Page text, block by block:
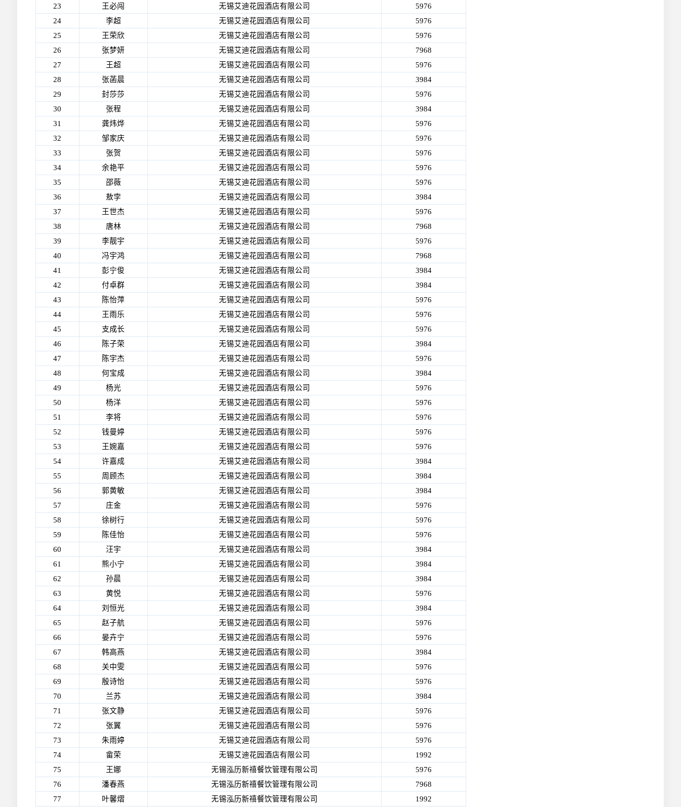
23
王必闯 无锡艾迪花园酒店有限公司
5976
24
李超 无锡艾迪花园酒店有限公司
5976
25
王荣欣 无锡艾迪花园酒店有限公司
5976
26
张梦妍 无锡艾迪花园酒店有限公司
7968
27
王超 无锡艾迪花园酒店有限公司
5976
28
张菡晨 无锡艾迪花园酒店有限公司
3984
29
封莎莎 无锡艾迪花园酒店有限公司
5976
30
张程 无锡艾迪花园酒店有限公司
3984
31
龚炜烨 无锡艾迪花园酒店有限公司
5976
32
邹家庆 无锡艾迪花园酒店有限公司
5976
33
张贺 无锡艾迪花园酒店有限公司
5976
34
余艳平 无锡艾迪花园酒店有限公司
5976
35
邵薇 无锡艾迪花园酒店有限公司
5976
36
敖孛 无锡艾迪花园酒店有限公司
3984
37
王世杰 无锡艾迪花园酒店有限公司
5976
38
唐林 无锡艾迪花园酒店有限公司
7968
39
李靓宇 无锡艾迪花园酒店有限公司
5976
40
冯宇鸿 无锡艾迪花园酒店有限公司
7968
41
彭宁俊 无锡艾迪花园酒店有限公司
3984
42
付卓群 无锡艾迪花园酒店有限公司
3984
43
陈怡萍 无锡艾迪花园酒店有限公司
5976
44
王雨乐 无锡艾迪花园酒店有限公司
5976
45
支成长 无锡艾迪花园酒店有限公司
5976
46
陈子荣 无锡艾迪花园酒店有限公司
3984
47
陈宇杰 无锡艾迪花园酒店有限公司
5976
48
何宝成 无锡艾迪花园酒店有限公司
3984
49
杨光 无锡艾迪花园酒店有限公司
5976
50
杨洋 无锡艾迪花园酒店有限公司
5976
51
李将 无锡艾迪花园酒店有限公司
5976
52
钱曼婷 无锡艾迪花园酒店有限公司
5976
53
王婉嘉 无锡艾迪花园酒店有限公司
5976
54
许嘉成 无锡艾迪花园酒店有限公司
3984
55
周顾杰 无锡艾迪花园酒店有限公司
3984
56
郭黄敏 无锡艾迪花园酒店有限公司
3984
57
庄金 无锡艾迪花园酒店有限公司
5976
58
徐树行 无锡艾迪花园酒店有限公司
5976
59
陈佳怡 无锡艾迪花园酒店有限公司
5976
60
汪宇 无锡艾迪花园酒店有限公司
3984
61
熊小宁 无锡艾迪花园酒店有限公司
3984
62
孙晨 无锡艾迪花园酒店有限公司
3984
63
黄悦 无锡艾迪花园酒店有限公司
5976
64
刘恒光 无锡艾迪花园酒店有限公司
3984
65
赵子航 无锡艾迪花园酒店有限公司
5976
66
晏卉宁 无锡艾迪花园酒店有限公司
5976
67
韩高燕 无锡艾迪花园酒店有限公司
3984
68
关中雯 无锡艾迪花园酒店有限公司
5976
69
殷诗怡 无锡艾迪花园酒店有限公司
5976
70
兰苏 无锡艾迪花园酒店有限公司
3984
71
张文静 无锡艾迪花园酒店有限公司
5976
72
张翼 无锡艾迪花园酒店有限公司
5976
73
朱雨婷 无锡艾迪花园酒店有限公司
5976
74
畲荣 无锡艾迪花园酒店有限公司
1992
75
王娜 无锡泓历新禧餐饮管理有限公司
5976
76
潘春燕 无锡泓历新禧餐饮管理有限公司
7968
77
叶馨熠 无锡泓历新禧餐饮管理有限公司 1992